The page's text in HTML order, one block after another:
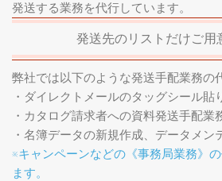
発送する業務を代行しています。
発送先のリストだけご用
弊社では以下のような発送手配業務の
・ダイレクトメールのタッグシール貼
・カタログ請求者への資料発送手配業
・名簿データの新規作成、データメン
※キャンペーンなどの《事務局業務》
ます。